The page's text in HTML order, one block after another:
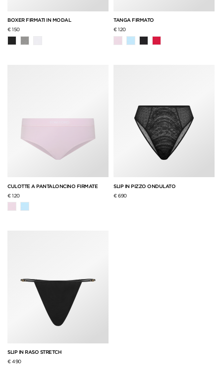
BOXER FIRMATI IN MODAL
€ 150
TANGA FIRMATO
€ 120
CULOTTE A PANTALONCINO FIRMATE
€ 120
SLIP IN PIZZO ONDULATO
€ 690
SLIP IN RASO STRETCH
€ 490